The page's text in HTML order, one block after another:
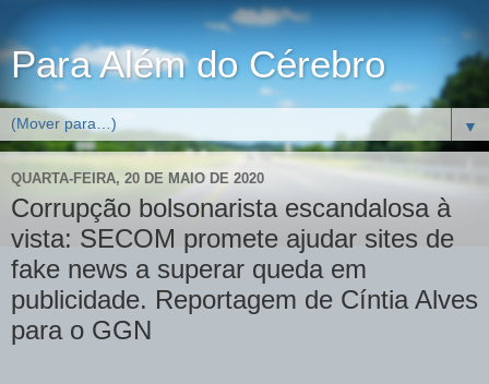
Para Além do Cérebro
▼
QUARTA-FEIRA, 20 DE MAIO DE 2020
Corrupção bolsonarista escandalosa à
vista: SECOM promete ajudar sites de
fake news a superar queda em
publicidade. Reportagem de Cíntia Alves
para o GGN